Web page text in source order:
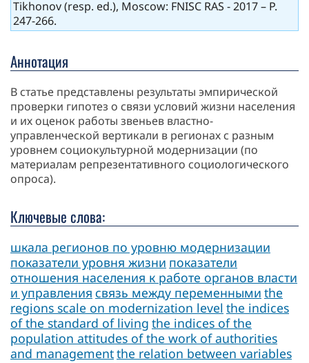
Tikhonov (resp. ed.), Moscow: FNISC RAS - 2017 – P.
247-266.
Аннотация
В статье представлены результаты эмпирической
проверки гипотез о связи условий жизни населения
и их оценок работы звеньев властно-
управленческой вертикали в регионах с разным
уровнем социокультурной модернизации (по
материалам репрезентативного социологического
опроса).
Ключевые слова:
шкала регионов по уровню модернизации
показатели уровня жизни показатели
отношения населения к работе органов власти
и управления связь между переменными the
regions scale on modernization level the indices
of the standard of living the indices of the
population attitudes of the work of authorities
and managementthe relation between variables